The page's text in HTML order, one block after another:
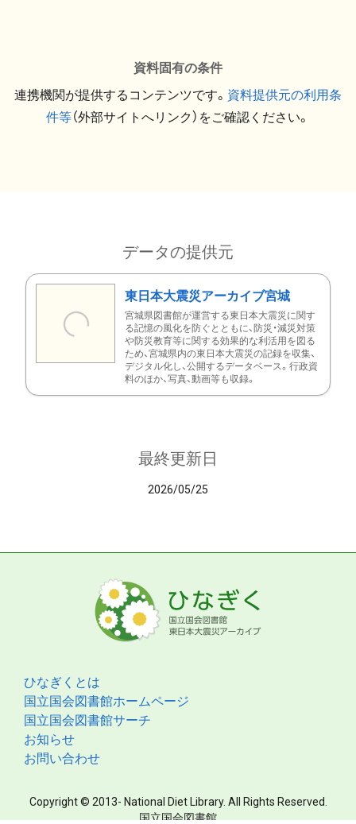
資料固有の条件
連携機関が提供するコンテンツです。 資料提供元の利用条
件等（外部サイトへリンク）をご確認ください。
データの提供元
東日本大震災アーカイブ宮城
宮城県図書館が運営する東日本大震災に関す
る記憶の風化を防ぐとともに、防災・減災対策
や防災教育等に関する効果的な利活用を図る
ため、宮城県内の東日本大震災の記録を収集、
デジタル化し、公開するデータベース。行政資
料のほか、写真、動画等も収録。
最終更新日
2026/05/25
ひなぎくとは
国立国会図書館ホームページ
国立国会図書館サーチ
お知らせ
お問い合わせ
Copyright © 2013- National Diet Library. All Rights Reserved.